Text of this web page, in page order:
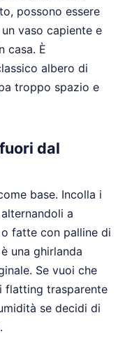
possono essere
vaso capiente e
casa. È
albero di
troppo spazio e
dal
base. Incolla i
a
fatte con palline di
una ghirlanda
Se vuoi che
flatting trasparente
se decidi di